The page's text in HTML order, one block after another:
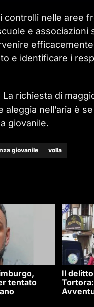
nelle aree
e associazioni
e identificare i
richiesta di
nell’aria è
giovanile.
giovanile volla
tentato
Il